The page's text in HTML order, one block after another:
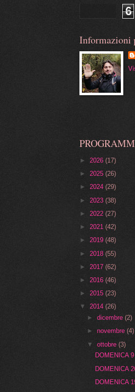
6
Informazioni
► 2026 (17)
► 2025 (26)
► 2024 (29)
► 2023 (38)
► 2022 (27)
► 2021 (42)
► 2019 (48)
► 2018 (55)
► 2017 (62)
► 2016 (46)
► 2015 (23)
▼ 2014 (26)
►dicembre(2)
►novembre(4)
▼ottobre(3)
DOMENICA
DOMENICA
DOMENICA